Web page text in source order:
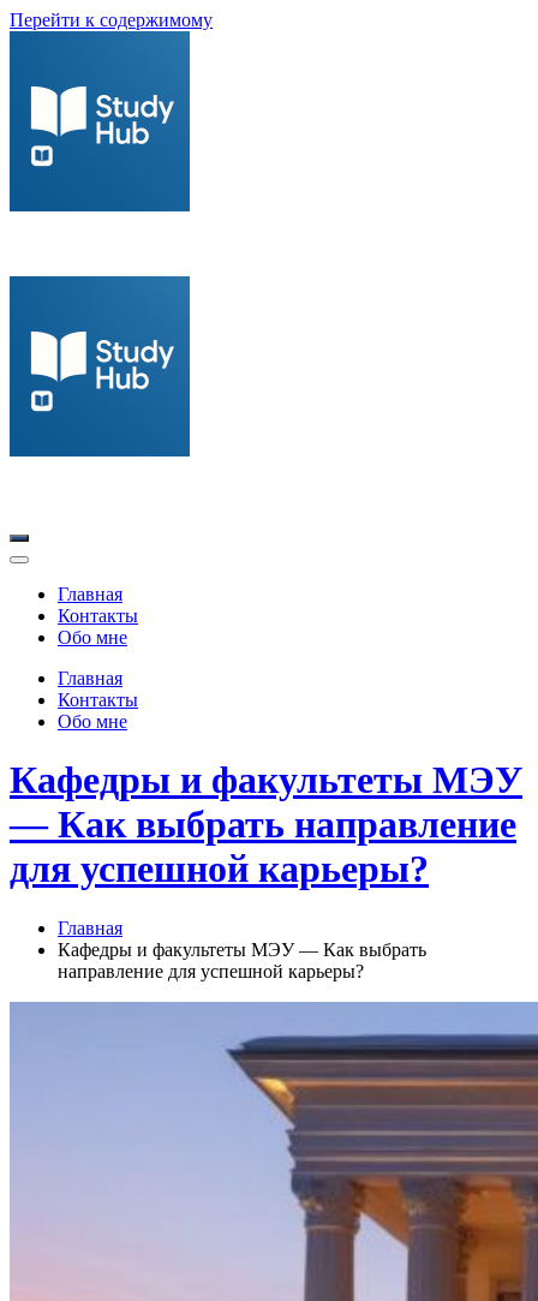
Перейти к содержимому
Главная
Контакты
Обо мне
Главная
Контакты
Обо мне
Кафедры и факультеты МЭУ
— Как выбрать направление
для успешной карьеры?
Главная
Кафедры и факультеты МЭУ — Как выбрать
направление для успешной карьеры?